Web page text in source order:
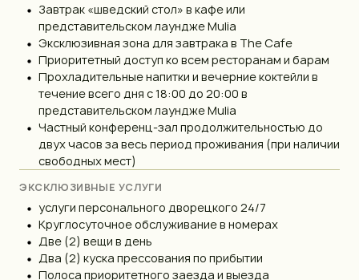
Завтрак «шведский стол» в кафе или
представительском лаундже Mulia
Эксклюзивная зона для завтрака в The Cafe
Приоритетный доступ ко всем ресторанам и барам
Прохладительные напитки и вечерние коктейли в
течение всего дня с 18:00 до 20:00 в
представительском лаундже Mulia
Частный конференц-зал продолжительностью до
двух часов за весь период проживания (при наличии
свободных мест)
ЭКСКЛЮЗИВНЫЕ УСЛУГИ
услуги персонального дворецкого 24/7
Круглосуточное обслуживание в номерах
Две (2) вещи в день
Два (2) куска прессования по прибытии
Полоса приоритетного заезда и выезда